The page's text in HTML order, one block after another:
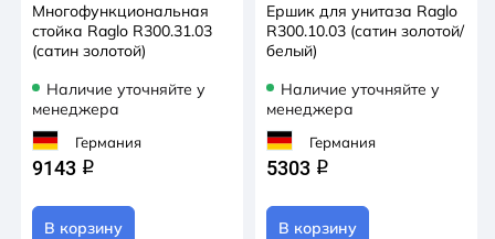
Многофункциональная
стойка Raglo R300.31.03
(сатин золотой)
Наличие уточняйте у
менеджера
Германия
9143 q
В корзину
Ершик для унитаза Raglo
R300.10.03 (сатин золотой/
белый)
Наличие уточняйте у
менеджера
Германия
5303 q
В корзину